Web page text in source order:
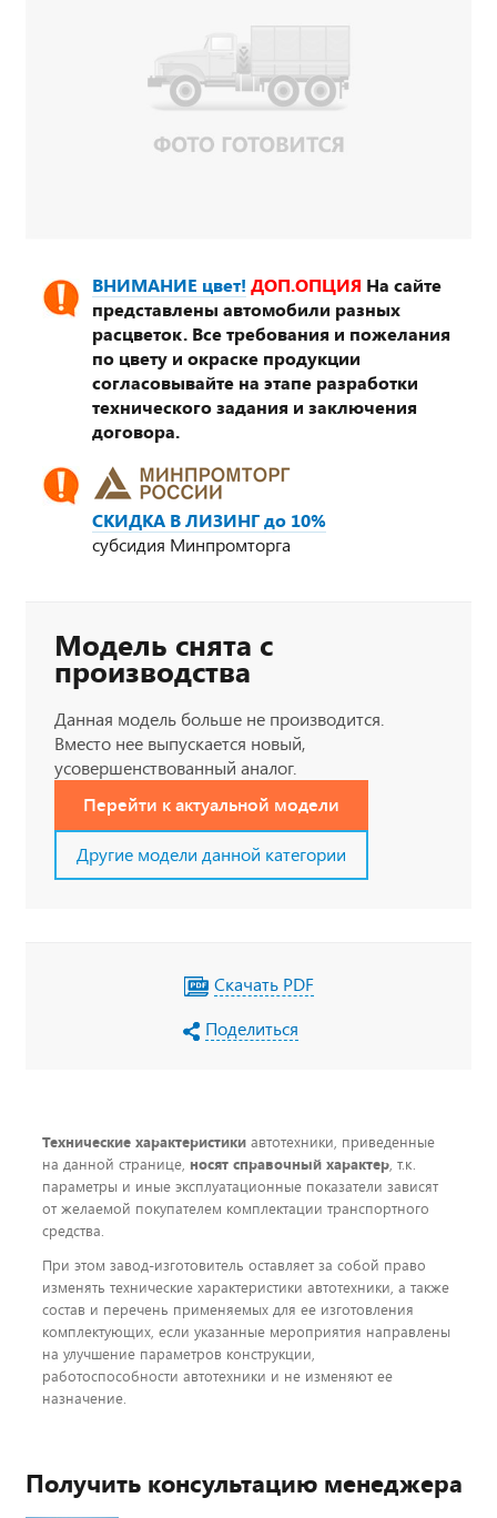
ВНИМАНИЕ цвет! ДОП.ОПЦИЯ На сайте
представлены автомобили разных
расцветок. Все требования и пожелания
по цвету и окраске продукции
согласовывайте на этапе разработки
технического задания и заключения
договора.
СКИДКА В ЛИЗИНГ до 10%
субсидия Минпромторга
Модель снята с
производства
Данная модель больше не производится.
Вместо нее выпускается новый,
усовершенствованный аналог.
Перейти к актуальной модели
Другие модели данной категории
Скачать PDF
Поделиться
Технические характеристики автотехники, приведенные
на данной странице, носят справочный характер, т.к.
параметры и иные эксплуатационные показатели зависят
от желаемой покупателем комплектации транспортного
средства.
При этом завод-изготовитель оставляет за собой право
изменять технические характеристики автотехники, а также
состав и перечень применяемых для ее изготовления
комплектующих, если указанные мероприятия направлены
на улучшение параметров конструкции,
работоспособности автотехники и не изменяют ее
назначение.
Получить консультацию менеджера